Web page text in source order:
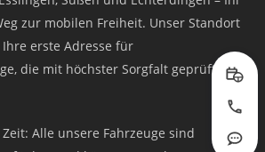
zur mobilen Freiheit. Unser Standort
erste Adresse für
die mit höchster Sorgfalt geprüft
Alle unsere Fahrzeuge sind
Jetzt